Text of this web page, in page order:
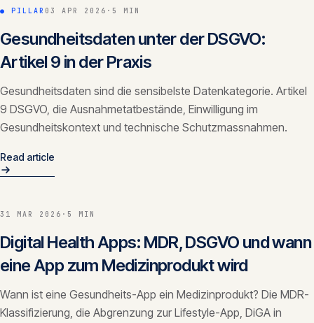
● PILLAR 03 APR 2026 · 5 MIN
Gesundheitsdaten unter der DSGVO:
Artikel 9 in der Praxis
Gesundheitsdaten sind die sensibelste Datenkategorie. Artikel
9 DSGVO, die Ausnahmetatbestände, Einwilligung im
Gesundheitskontext und technische Schutzmassnahmen.
Read article
31 MAR 2026 · 5 MIN
Digital Health Apps: MDR, DSGVO und wann
eine App zum Medizinprodukt wird
Wann ist eine Gesundheits-App ein Medizinprodukt? Die MDR-
Klassifizierung, die Abgrenzung zur Lifestyle-App, DiGA in